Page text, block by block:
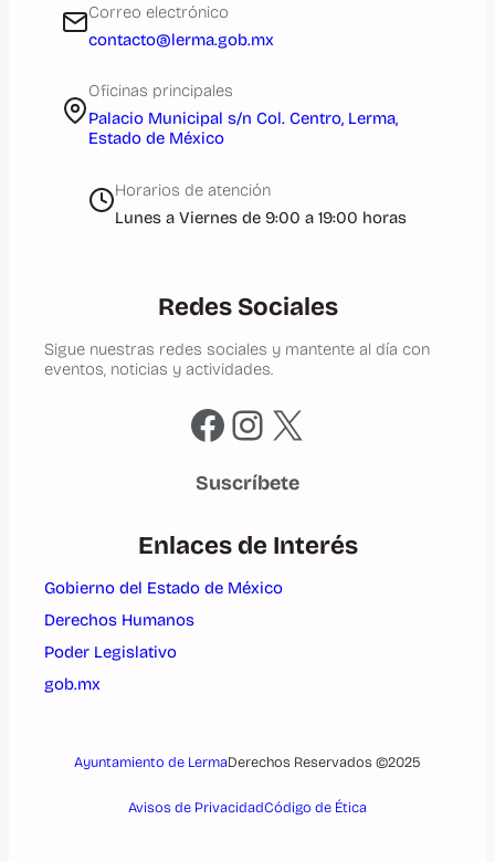
Correo electrónico
contacto@lerma.gob.mx
Oficinas principales
Palacio Municipal s/n Col. Centro, Lerma,
Estado de México
Horarios de atención
Lunes a Viernes de 9:00 a 19:00 horas
Redes Sociales
Sigue nuestras redes sociales y mantente al día con
eventos, noticias y actividades.
Facebook Instagram X
Suscríbete
Enlaces de Interés
Gobierno del Estado de México
Derechos Humanos
Poder Legislativo
gob.mx
Ayuntamiento de LermaDerechos Reservados ©2025
Avisos de PrivacidadCódigo de Ética